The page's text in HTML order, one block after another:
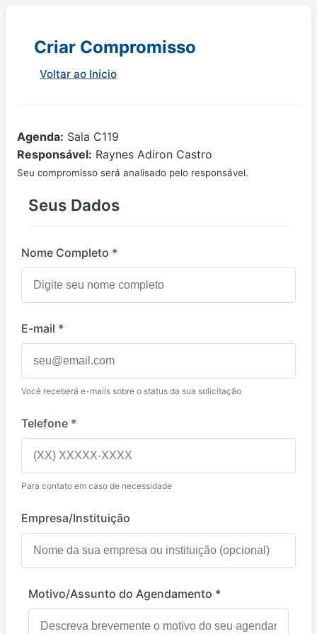
Criar Compromisso
Voltar ao Início
Agenda: Sala C119
Responsável: Raynes Adiron Castro
Seu compromisso será analisado pelo responsável.
Seus Dados
Nome Completo *
E-mail *
Você receberá e-mails sobre o status da sua solicitação
Telefone *
Para contato em caso de necessidade
Empresa/Instituição
Motivo/Assunto do Agendamento *